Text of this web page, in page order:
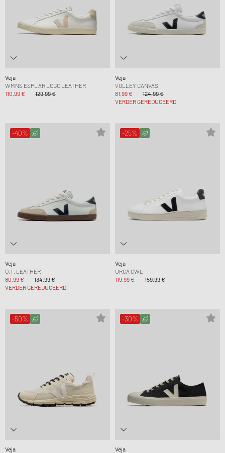
Veja
WMNS ESPLAR LOGO LEATHER
110,99 €
129,99 €
Veja
VOLLEY CANVAS
81,99 €
124,99 €
VERDER GEREDUCEERD
-40%
Veja
O.T. LEATHER
80,99 €
134,99 €
VERDER GEREDUCEERD
-25%
Veja
URCA CWL
119,99 €
159,99 €
-50%
Veja
-30%
Veja